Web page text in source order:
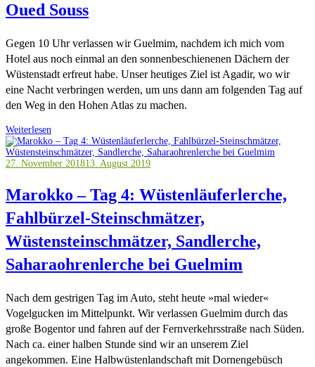
Oued Souss
Gegen 10 Uhr verlassen wir Guelmim, nachdem ich mich vom
Hotel aus noch einmal an den sonnenbeschienenen Dächern der
Wüstenstadt erfreut habe. Unser heutiges Ziel ist Agadir, wo wir
eine Nacht verbringen werden, um uns dann am folgenden Tag auf
den Weg in den Hohen Atlas zu machen.
Weiterlesen
27. November 201813. August 2019
Marokko – Tag 4: Wüstenläuferlerche,
Fahlbürzel-Steinschmätzer,
Wüstensteinschmätzer, Sandlerche,
Saharaohrenlerche bei Guelmim
Nach dem gestrigen Tag im Auto, steht heute »mal wieder«
Vogelgucken im Mittelpunkt. Wir verlassen Guelmim durch das
große Bogentor und fahren auf der Fernverkehrsstraße nach Süden.
Nach ca. einer halben Stunde sind wir an unserem Ziel
angekommen. Eine Halbwüstenlandschaft mit Dornengebüsch